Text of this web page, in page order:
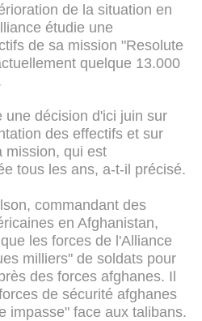
de la situation en
étudie une
de sa mission "Resolute
quelque 13.000
une décision d'ici juin sur
des effectifs et sur
mission, qui est
tous les ans, a-t-il précisé.
commandant des
en Afghanistan,
les forces de l'Alliance
milliers" de soldats pour
des forces afghanes. Il
de sécurité afghanes
impasse" face aux talibans.